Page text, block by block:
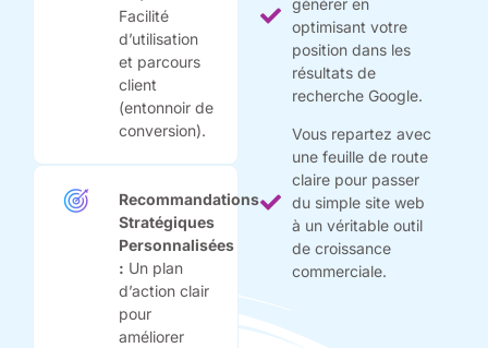
Facilité
d’utilisation
et parcours
client
(entonnoir de
conversion).
Recommandations
Stratégiques
Personnalisées
: Un plan
d’action clair
pour
améliorer
générer en
optimisant votre
position dans les
résultats de
recherche Google.
Vous repartez avec
une feuille de route
claire pour passer
du simple site web
à un véritable outil
de croissance
commerciale.